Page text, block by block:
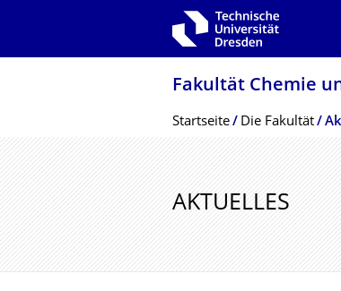
Zur Hauptnavigation springen
Fakultät Chemie
Breadcrumb-Menü
Startseite Die Fakultät
AKTUELLES